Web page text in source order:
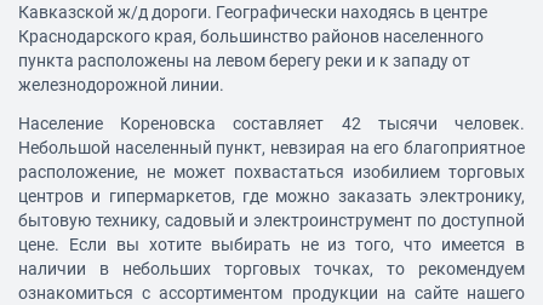
Кавказской ж/д дороги. Географически находясь в центре
Краснодарского края, большинство районов населенного
пункта расположены на левом берегу реки и к западу от
железнодорожной линии.
Население Кореновска составляет 42 тысячи человек.
Небольшой населенный пункт, невзирая на его благоприятное
расположение, не может похвастаться изобилием торговых
центров и гипермаркетов, где можно заказать электронику,
бытовую технику, садовый и электроинструмент по доступной
цене. Если вы хотите выбирать не из того, что имеется в
наличии в небольших торговых точках, то рекомендуем
ознакомиться с ассортиментом продукции на сайте нашего